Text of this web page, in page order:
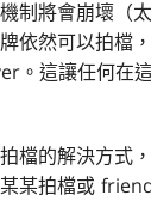
制將會崩壞（
依然可以拍檔
這讓任何在
檔的解決方式
某拍檔或